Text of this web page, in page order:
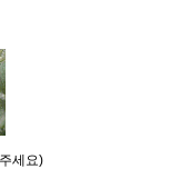
세요)